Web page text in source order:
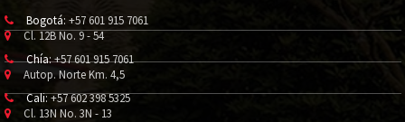
Bogotá:+57 601 915 7061
Cl. 12B No. 9 - 54
Chía:+57 601 915 7061
Autop. Norte Km. 4,5
Cali:+57 602 398 5325
Cl. 13N No. 3N - 13